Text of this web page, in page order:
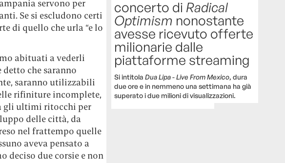
servono per
Se si escludono certi
di quello che urla “e lo
abituati a vederli
che saranno
saranno utilizzabili
rifiniture incomplete,
gli ultimi ritocchi per
delle città, da
nel frattempo quelle
aveva pensato a
deciso due corsie e non
concerto di Radical
Optimism nonostante
avesse ricevuto offerte
milionarie dalle
piattaforme streaming
Si intitolaDua Lipa - Live From Mexico, dura
due ore e in nemmeno una settimana ha già
superato i due milioni di visualizzazioni.